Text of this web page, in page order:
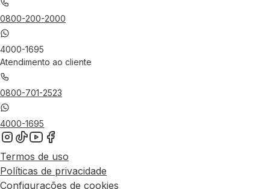
0800-200-2000
4000-1695
Atendimento ao cliente
0800-701-2523
4000-1695
Termos de uso
Políticas de privacidade
Configurações de cookies